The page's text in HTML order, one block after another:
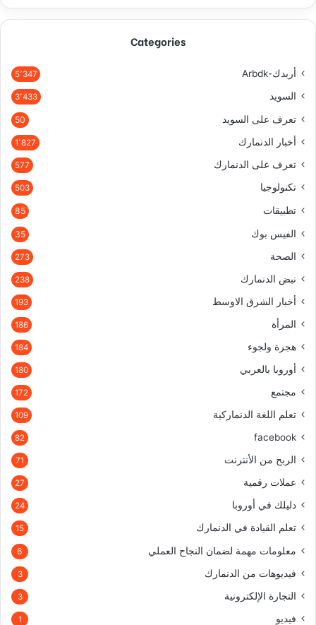
Categories
أربدك-Arbdk 5٬347
السويد 3٬433
تعرف على السويد 50
أخبار الدنمارك 1٬827
تعرف على الدنمارك 577
تكنولوجيا 503
تطبيقات 85
الفيس بوك 35
الصحة 273
نبض الدنمارك 238
أخبار الشرق الاوسط 193
المرأة 186
هجرة ولجوء 184
أوروبا بالعربي 180
مجتمع 172
تعلم اللغة الدنماركية 109
facebook
82
الربح من الأنترنت 71
عملات رقمية 27
دليلك في أوروبا 24
تعلم القيادة في الدنمارك 15
معلومات مهمة لضمان النجاح العملي 6
فيديوهات من الدنمارك 3
التجارة الإلكترونية 3
فيديو 1